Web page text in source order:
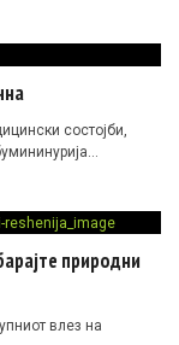
состојби,
природни
влез на